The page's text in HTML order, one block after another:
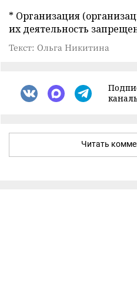
* Организация
их деятельность
Текст: Ольга Никитина
Читать